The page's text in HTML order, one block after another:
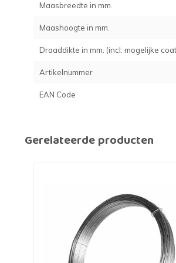
Maasbreedte in mm.
Maashoogte in mm.
Draaddikte in mm. (incl. mogelijke
Artikelnummer
EAN Code
Gerelateerde producten